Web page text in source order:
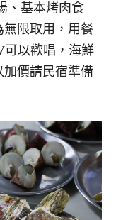
、基本烤肉食
限取用，用餐
可以歡唱，海鮮
價請民宿準備